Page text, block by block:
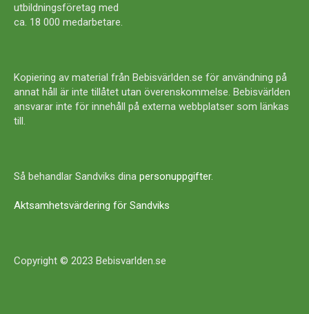
utbildningsföretag med
ca. 18 000 medarbetare.
Kopiering av material från Bebisvärlden.se för användning på
annat håll är inte tillåtet utan överenskommelse. Bebisvärlden
ansvarar inte för innehåll på externa webbplatser som länkas
till.
Så behandlar Sandviks dina personuppgifter.
Aktsamhetsvärdering för Sandviks
Copyright © 2023 Bebisvarlden.se